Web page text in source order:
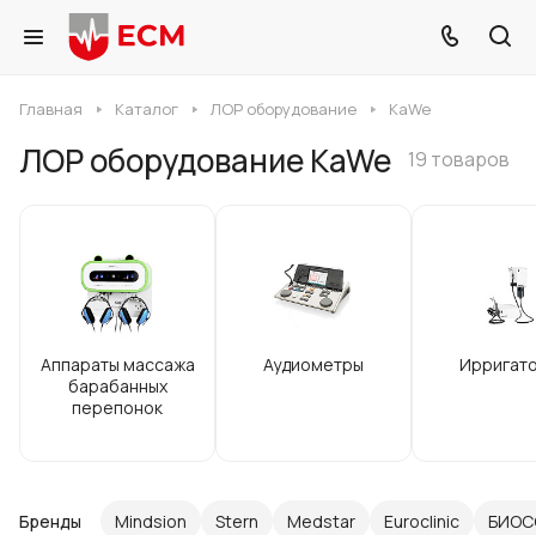
Главная Каталог ЛОР оборудование KaWe
ЛОР оборудование KaWe 19 товаров
Аппараты массажа
барабанных
перепонок
Аудиометры
Бренды Mindsion Stern Medstar Euroclinic